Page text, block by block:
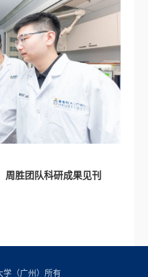
周胜团队科研成果见刊
（广州）所有